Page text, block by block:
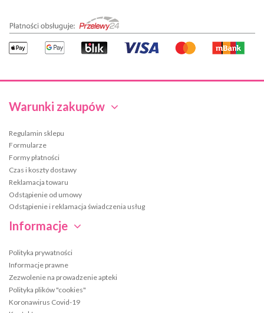
Warunki zakupów
Regulamin sklepu
Formularze
Formy płatności
Czas i koszty dostawy
Reklamacja towaru
Odstąpienie od umowy
Odstąpienie i reklamacja świadczenia usług
Informacje
Polityka prywatności
Informacje prawne
Zezwolenie na prowadzenie apteki
Polityka plików "cookies"
Koronawirus Covid-19